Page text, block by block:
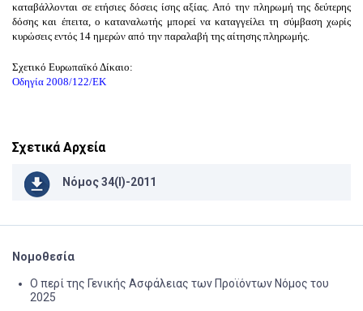
καταβάλλονται σε ετήσιες δόσεις ίσης αξίας. Από την πληρωμή της δεύτερης
δόσης και έπειτα, ο καταναλωτής μπορεί να καταγγείλει τη σύμβαση χωρίς
κυρώσεις εντός 14 ημερών από την παραλαβή της αίτησης πληρωμής.
Σχετικό Ευρωπαϊκό Δίκαιο:
Οδηγία 2008/122/ΕΚ
Σχετικά Αρχεία
Νόμος 34(I)-2011
Νομοθεσία
Ο περί της Γενικής Ασφάλειας των Προϊόντων Νόμος του
2025